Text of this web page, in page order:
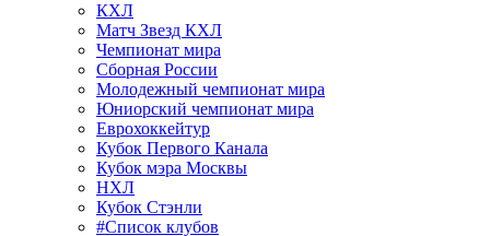
КХЛ
Матч Звезд КХЛ
Чемпионат мира
Сборная России
Молодежный чемпионат мира
Юниорский чемпионат мира
Еврохоккейтур
Кубок Первого Канала
Кубок мэра Москвы
НХЛ
Кубок Стэнли
#Список клубов